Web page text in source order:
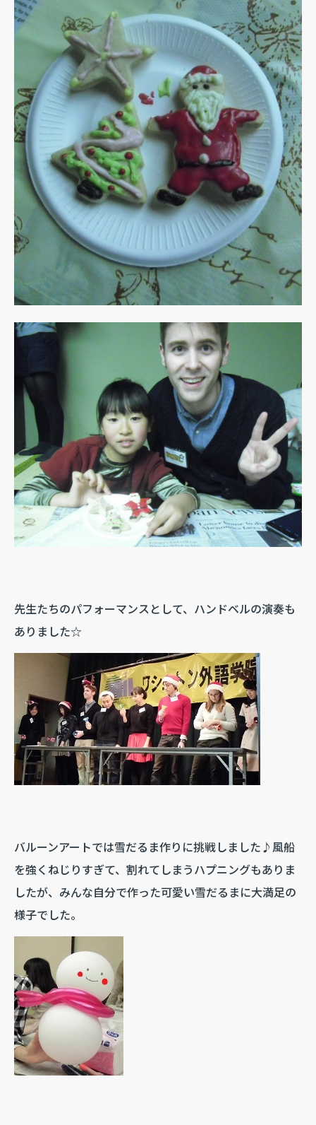
先生たちのパフォーマンスとして、ハンドベルの演奏も
ありました☆
バルーンアートでは雪だるま作りに挑戦しました♪風船
を強くねじりすぎて、割れてしまうハプニングもありま
したが、みんな自分で作った可愛い雪だるまに大満足の
様子でした。